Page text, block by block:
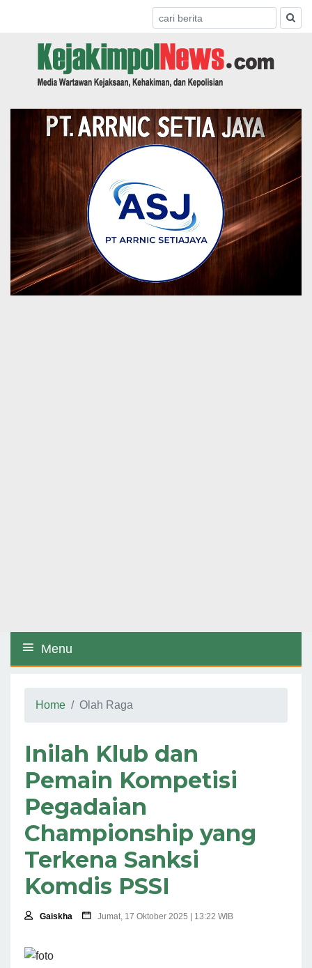
Menu
Home Olah Raga
Inilah Klub dan
Pemain Kompetisi
Pegadaian
Championship yang
Terkena Sanksi
Komdis PSSI
Gaiskha Jumat, 17 Oktober 2025 | 13:22 WIB